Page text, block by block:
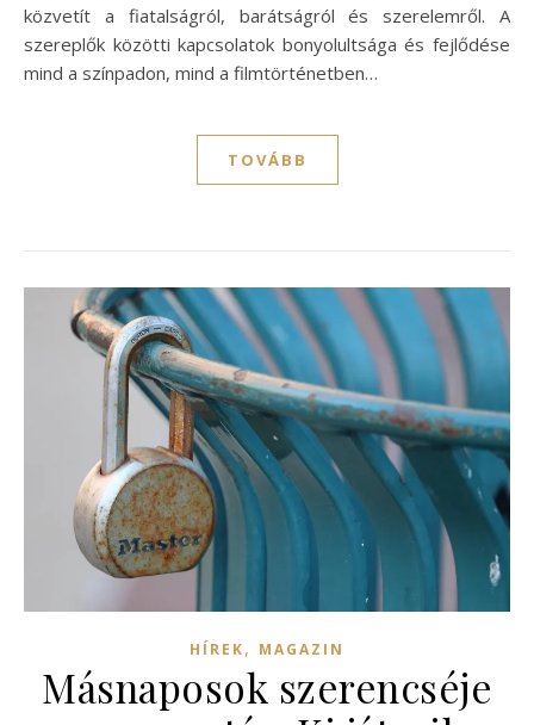
közvetít a fiatalságról, barátságról és szerelemről. A
szereplők közötti kapcsolatok bonyolultsága és fejlődése
mind a színpadon, mind a filmtörténetben…
TOVÁBB
HÍREK, MAGAZIN
Másnaposok szerencséje